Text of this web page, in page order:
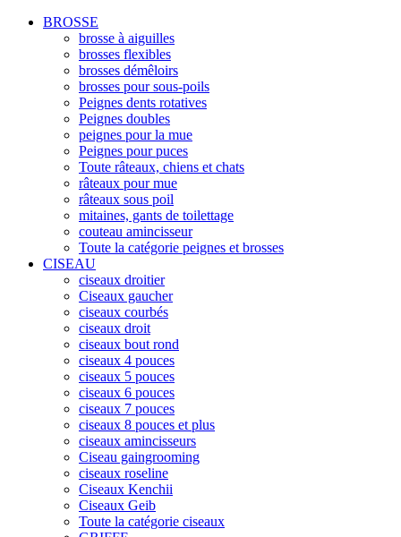
BROSSE
brosse à aiguilles
brosses flexibles
brosses démêloirs
brosses pour sous-poils
Peignes dents rotatives
Peignes doubles
peignes pour la mue
Peignes pour puces
Toute râteaux, chiens et chats
râteaux pour mue
râteaux sous poil
mitaines, gants de toilettage
couteau amincisseur
Toute la catégorie peignes et brosses
CISEAU
ciseaux droitier
Ciseaux gaucher
ciseaux courbés
ciseaux droit
ciseaux bout rond
ciseaux 4 pouces
ciseaux 5 pouces
ciseaux 6 pouces
ciseaux 7 pouces
ciseaux 8 pouces et plus
ciseaux amincisseurs
Ciseau gaingrooming
ciseaux roseline
Ciseaux Kenchii
Ciseaux Geib
Toute la catégorie ciseaux